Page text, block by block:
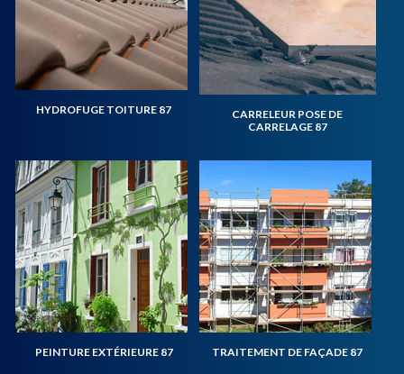
HYDROFUGE TOITURE 87
CARRELEUR POSE DE
CARRELAGE 87
PEINTURE EXTÉRIEURE 87 TRAITEMENT DE FAÇADE 87